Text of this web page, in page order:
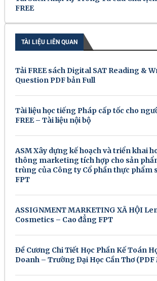
FREE
TÀI LIỆU LIÊN QUAN
Tải FREE sách Digital SAT Reading &
Question PDF bản Full
Tài liệu học tiếng Pháp cấp tốc cho
FREE – Tài liệu nội bộ
ASM Xây dựng kế hoạch và triển khai
thông marketing tích hợp cho sản
trùng của Công ty Cổ phần thực phẩm
FPT
ASSIGNMENT MARKETING XÃ HỘI
Cosmetics – Cao đẳng FPT
Đề Cương Chi Tiết Học Phần Kế Toán
Doanh – Trường Đại Học Cần Thơ